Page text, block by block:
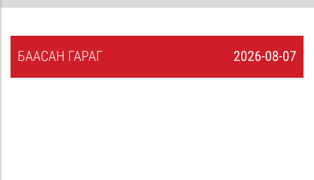
2026-08-07
БААСАН ГАРАГ